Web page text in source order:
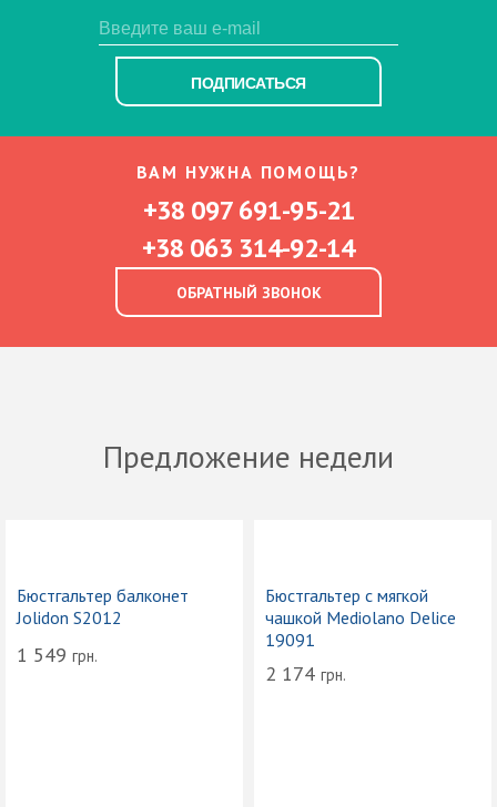
ПОДПИСАТЬСЯ
ВАМ НУЖНА ПОМОЩЬ?
+38 097 691-95-21
+38 063 314-92-14
ОБРАТНЫЙ ЗВОНОК
Предложение недели
Бюстгальтер балконет
Jolidon S2012
1 549 грн.
Бюстгальтер с мягкой
чашкой Mediolano Delice
19091
2 174 грн.